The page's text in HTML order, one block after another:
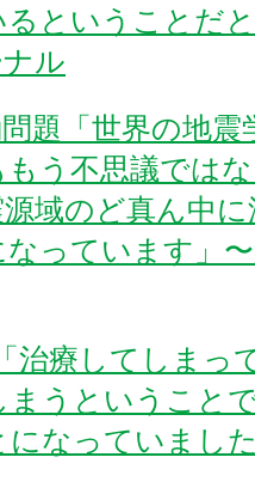
ということだ
ル
題「世界の地
う不思議では
域のど真ん中
っています」
治療してしまっ
うということ
なっていまし